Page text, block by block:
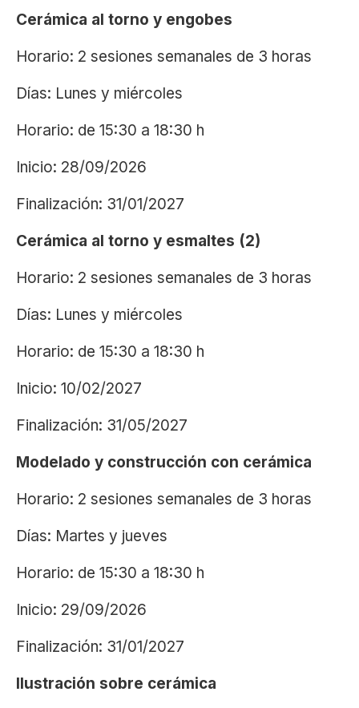
Cerámica al torno y engobes
Horario: 2 sesiones semanales de 3 horas
Días: Lunes y miércoles
Horario: de 15:30 a 18:30 h
Inicio: 28/09/2026
Finalización: 31/01/2027
Cerámica al torno y esmaltes (2)
Horario: 2 sesiones semanales de 3 horas
Días: Lunes y miércoles
Horario: de 15:30 a 18:30 h
Inicio: 10/02/2027
Finalización: 31/05/2027
Modelado y construcción con cerámica
Horario: 2 sesiones semanales de 3 horas
Días: Martes y jueves
Horario: de 15:30 a 18:30 h
Inicio: 29/09/2026
Finalización: 31/01/2027
Ilustración sobre cerámica